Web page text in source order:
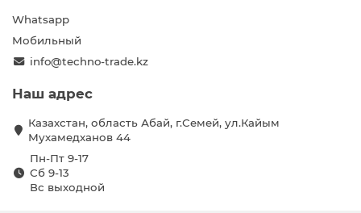
Whatsapp
Мобильный
info@techno-trade.kz
Наш адрес
Казахстан, область Абай, г.Семей, ул.Кайым
Мухамедханов 44
Пн-Пт 9-17
Сб 9-13
Вс выходной